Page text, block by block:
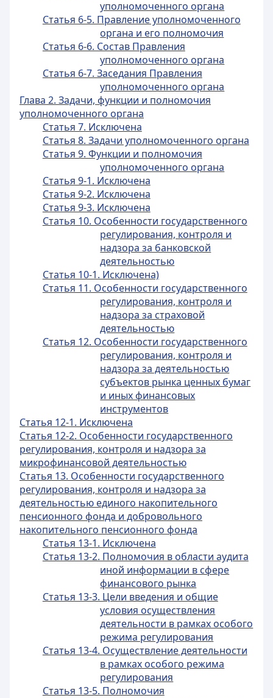
уполномоченного органа
Статья 6-5. Правление уполномоченного
органа и его полномочия
Статья 6-6. Состав Правления
уполномоченного органа
Статья 6-7. Заседания Правления
уполномоченного органа
Глава 2. Задачи, функции и полномочия
уполномоченного органа
Статья 7. Исключена
Статья 8. Задачи уполномоченного органа
Статья 9. Функции и полномочия
уполномоченного органа
Статья 9-1. Исключена
Статья 9-2. Исключена
Статья 9-3. Исключена
Статья 10. Особенности государственного
регулирования, контроля и
надзора за банковской
деятельностью
Статья 10-1. Исключена)
Статья 11. Особенности государственного
регулирования, контроля и
надзора за страховой
деятельностью
Статья 12. Особенности государственного
регулирования, контроля и
надзора за деятельностью
субъектов рынка ценных бумаг
и иных финансовых
инструментов
Статья 12-1. Исключена
Статья 12-2. Особенности государственного
регулирования, контроля и надзора за
микрофинансовой деятельностью
Статья 13. Особенности государственного
регулирования, контроля и надзора за
деятельностью единого накопительного
пенсионного фонда и добровольного
накопительного пенсионного фонда
Статья 13-1. Исключена
Статья 13-2. Полномочия в области аудита
иной информации в сфере
финансового рынка
Статья 13-3. Цели введения и общие
условия осуществления
деятельности в рамках особого
режима регулирования
Статья 13-4. Осуществление деятельности
в рамках особого режима
регулирования
Статья 13-5. Полномочия